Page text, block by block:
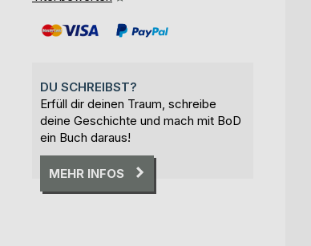
DU SCHREIBST?
Erfüll dir deinen Traum, schreibe
deine Geschichte und mach mit BoD
ein Buch daraus!
MEHR INFOS